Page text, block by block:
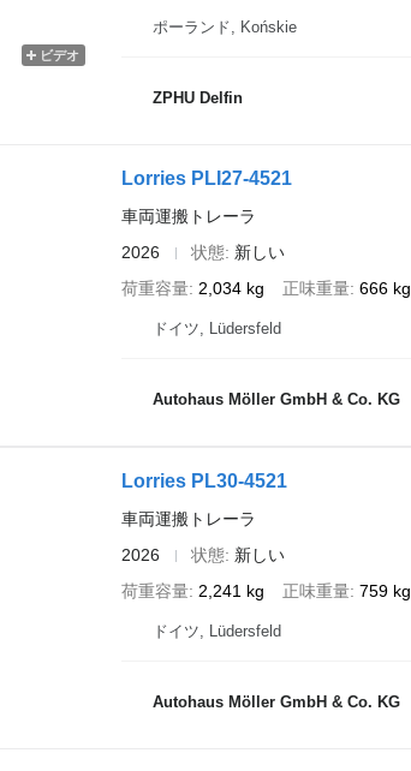
ビデオ
ポーランド, Końskie
ZPHU Delfin
Lorries PLI27-4521
車両運搬トレーラ
2026
状態 新しい
荷重容量 2,034 kg 正味重量 666 kg
ドイツ, Lüdersfeld
Autohaus Möller GmbH & Co. KG
Lorries PL30-4521
車両運搬トレーラ
2026
状態 新しい
荷重容量 2,241 kg 正味重量 759 kg
ドイツ, Lüdersfeld
Autohaus Möller GmbH & Co. KG